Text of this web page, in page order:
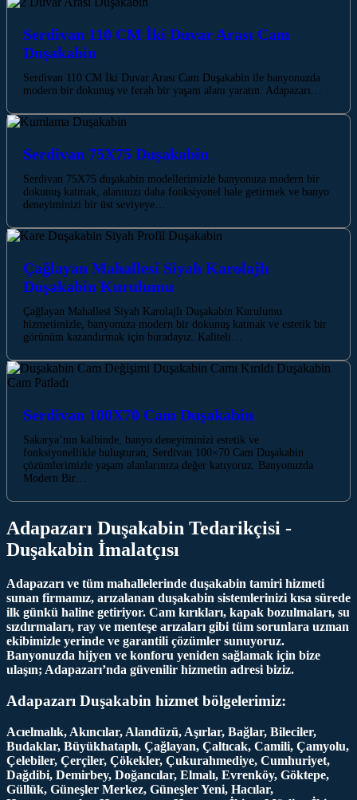
Serdivan 110 CM İki Duvar Arası Cam
Duşakabin
Serdivan 110 CM İki Duvar Arası Cam Duşakabin ile banyonuzda
modern bir dokunuş ve ferah bir yaşam alanı yaratın. Adapazarı…
Serdivan 75X75 Duşakabin
Serdivan 75X75 duşakabin modellerimizle banyonuza modern bir
dokunuş katmak, alanınızı daha fonksiyonel hale getirmek ve banyo
deneyiminizi bir üst seviyeye…
Çağlayan Mahallesi Siyah Karolajlı
Duşakabin Kurulumu
Çağlayan Mahallesi Siyah Karolajlı Duşakabin Kurulumu
hizmetimizle, banyonuza modern bir dokunuş katmak ve estetik bir
görünüm kazandırmak için buradayız. Kaliteli…
Serdivan 100X70 Cam Duşakabin
Sakarya’nın kalbinde, banyo deneyiminizi estetik ve
fonksiyonellikle buluşturan, Serdivan 100×70 Cam Duşakabin
çözümlerimizle yaşam alanlarınıza değer katıyoruz. Banyonuzda
Modern Bir…
Adapazarı Duşakabin Tedarikçisi -
Duşakabin İmalatçısı
Adapazarı ve tüm mahallelerinde duşakabin tamiri hizmeti
sunan firmamız, arızalanan duşakabin sistemlerinizi kısa sürede
ilk günkü haline getiriyor. Cam kırıkları, kapak bozulmaları, su
sızdırmaları, ray ve menteşe arızaları gibi tüm sorunlara uzman
ekibimizle yerinde ve garantili çözümler sunuyoruz.
Banyonuzda hijyen ve konforu yeniden sağlamak için bize
ulaşın; Adapazarı’nda güvenilir hizmetin adresi biziz.
Adapazarı Duşakabin hizmet bölgelerimiz:
Acıelmalık, Akıncılar, Alandüzü, Aşırlar, Bağlar, Bileciler,
Budaklar, Büyükhataplı, Çağlayan, Çaltıcak, Camili, Çamyolu,
Çelebiler, Çerçiler, Çökekler, Çukurahmediye, Cumhuriyet,
Dağdibi, Demirbey, Doğancılar, Elmalı, Evrenköy, Göktepe,
Güllük, Güneşler Merkez, Güneşler Yeni, Hacılar,